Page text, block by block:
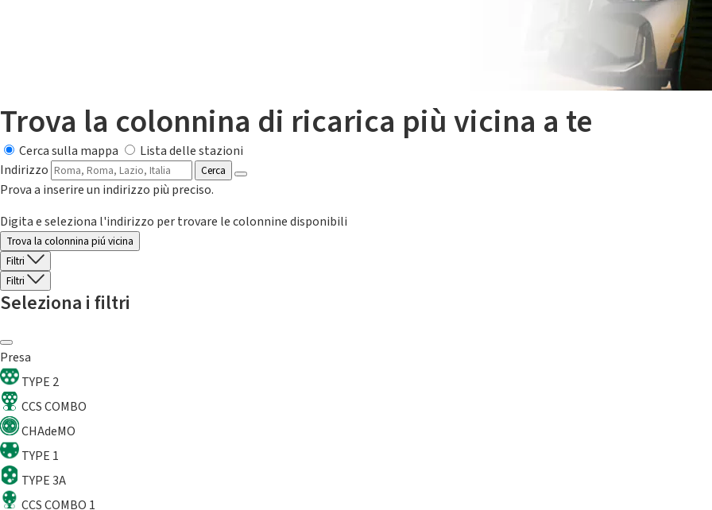
Trova la colonnina di ricarica più vicina a te
Cerca sulla mappa
Lista delle stazioni
Indirizzo
Cerca
Prova a inserire un indirizzo più preciso.
Digita e seleziona l'indirizzo per trovare le colonnine disponibili
Trova la colonnina piú vicina
Filtri
Filtri
Seleziona i filtri
Presa
TYPE 2
CCS COMBO
CHAdeMO
TYPE 1
TYPE 3A
CCS COMBO 1